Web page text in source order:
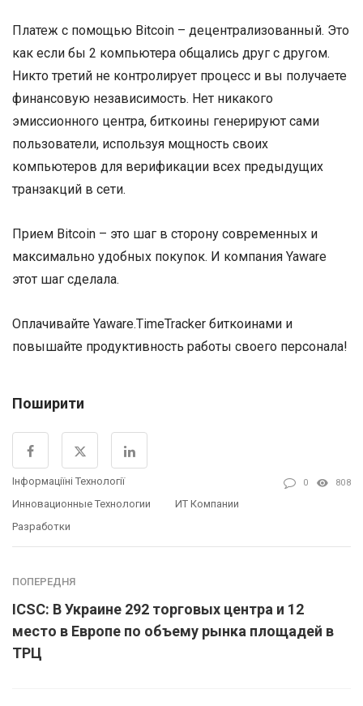
Платеж с помощью Bitcoin – децентрализованный. Это
как если бы 2 компьютера общались друг с другом.
Никто третий не контролирует процесс и вы получаете
финансовую независимость. Нет никакого
эмиссионного центра, биткоины генерируют сами
пользователи, используя мощность своих
компьютеров для верификации всех предыдущих
транзакций в сети.
Прием Bitcoin – это шаг в сторону современных и
максимально удобных покупок. И компания Yaware
этот шаг сделала.
Оплачивайте Yaware.TimeTracker биткоинами и
повышайте продуктивность работы своего персонала!
Поширити
Інформаціїні Технології
Инновационные Технологии
ИТ Компании
Разработки
0 808
ПОПЕРЕДНЯ
ICSC: В Украине 292 торговых центра и 12
место в Европе по объему рынка площадей в
ТРЦ